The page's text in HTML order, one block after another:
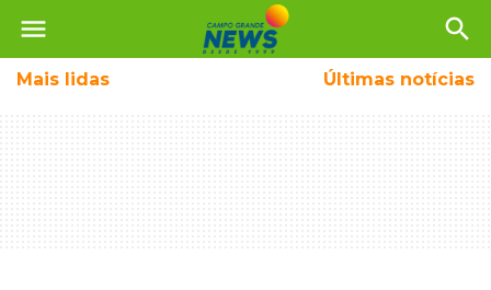
menu search
Mais lidas Últimas notícias